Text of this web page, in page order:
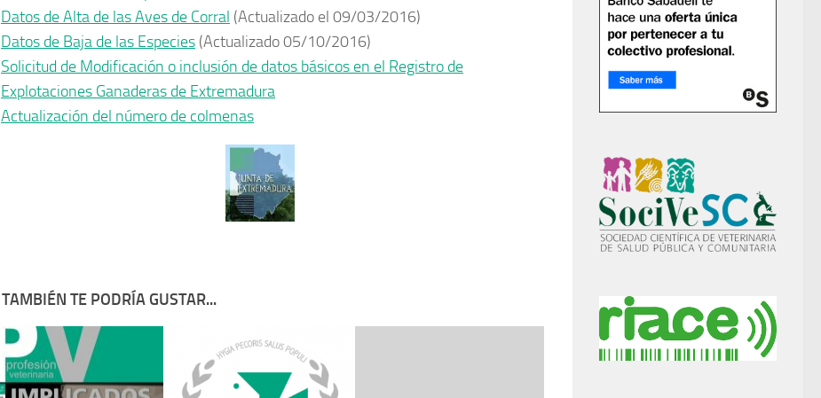
Datos de Alta de las Aves de Corral (Actualizado el 09/03/2016)
Datos de Baja de las Especies (Actualizado 05/10/2016)
Solicitud de Modificación o inclusión de datos básicos en el Registro de
Explotaciones Ganaderas de Extremadura
Actualización del número de colmenas
TAMBIÉN TE PODRÍA GUSTAR...